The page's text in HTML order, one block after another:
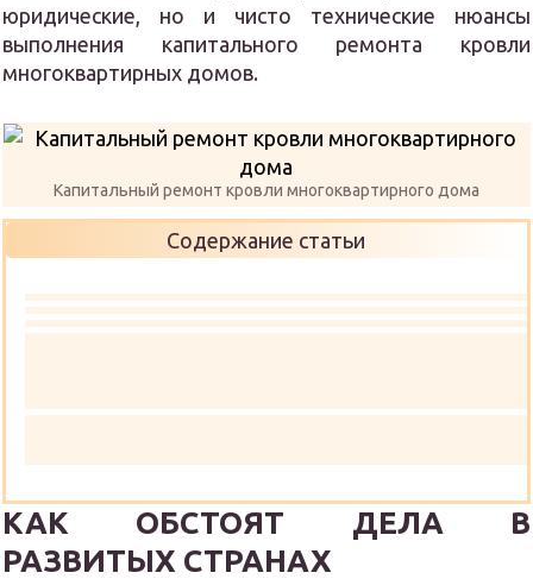
юридические, но и чисто технические нюансы
выполнения капитального ремонта кровли
многоквартирных домов.
Капитальный ремонт кровли многоквартирного дома
Содержание статьи
КАК ОБСТОЯТ ДЕЛА В
РАЗВИТЫХ СТРАНАХ